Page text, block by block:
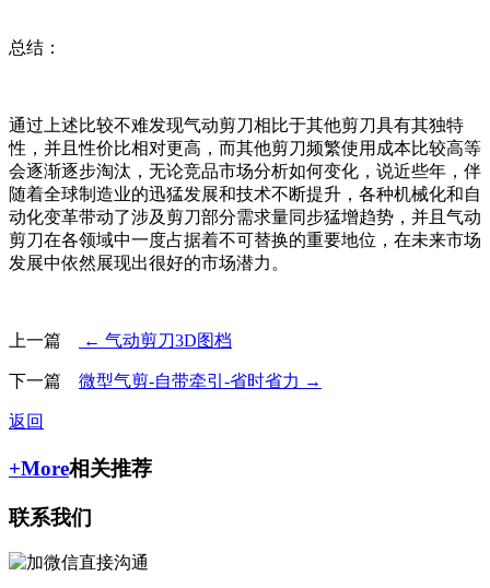
总结：
通过上述比较不难发现气动剪刀相比于其他剪刀具有其独特
性，并且性价比相对更高，而其他剪刀频繁使用成本比较高等
会逐渐逐步淘汰，无论竞品市场分析如何变化，说近些年，伴
随着全球制造业的迅猛发展和技术不断提升，各种机械化和自
动化变革带动了涉及剪刀部分需求量同步猛增趋势，并且气动
剪刀在各领域中一度占据着不可替换的重要地位，在未来市场
发展中依然展现出很好的市场潜力。
上一篇 ← 气动剪刀3D图档
下一篇 微型气剪-自带牵引-省时省力 →
返回
+More相关推荐
联系我们